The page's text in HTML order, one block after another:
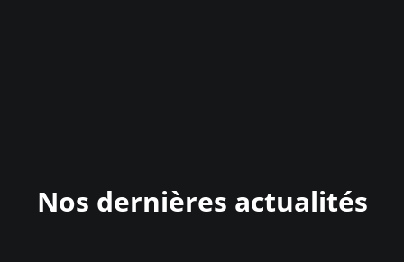
Nos dernières actualités